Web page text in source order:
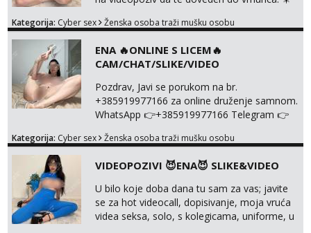
@enafriedrichkis Radim samo ONLINE I
Kategorija: Cyber sex Ženska osoba traži mušku osobu
ENA 🔥ONLINE S LICEM🔥
CAM/CHAT/SLIKE/VIDEO
Pozdrav, Javi se porukom na br.
+385919977166 za online druženje samnom.
WhatsApp 👉+385919977166 Telegram 👉
solo i s partnerom, kolegicama
haljine, štikle, samostojeće itd. Nudim
svakakva videa seksa, pušenje, razne
lokacije, suradnje s kolegicama, fetiši..
Dopisivanje i slike također radim. NIŠTA UŽI...
Kategorija: Cyber sex Ženska osoba traži mušku osobu
VIDEOPOZIVI 😈ENA😈 SLIKE&VIDEO
U bilo koje doba dana tu sam za vas; javite
se za hot videocall, dopisivanje, moja vruća
videa seksa, solo, s kolegicama, uniforme, u